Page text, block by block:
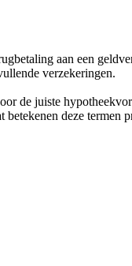
aan een
verzekeringen.
de juiste
deze termen